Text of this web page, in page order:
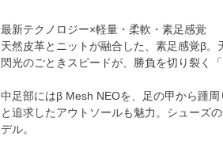
最新テクノロジー×軽量・柔軟・素足感覚
天然皮革とニットが融合した、素足感覚β。
閃光のごときスピードが、勝負を切り裂く
中足部にはβ Mesh NEOを、足の甲から踵
と追求したアウトソールも魅力。シューズ
デル。